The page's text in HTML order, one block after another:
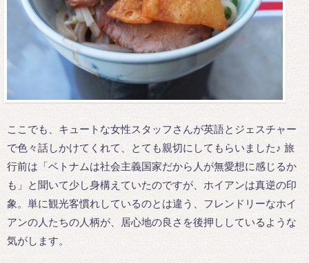
ここでも、キュートな女性スタッフさんが英語とジェスチャー
で色々話しかけてくれて、とても親切にしてもらいました♪ 旅
行前は「ベトナムは社会主義国家だから人が無愛想に感じるか
も」と聞いて少し身構えていたのですが、ホイアンは真逆の印
象。単に観光客慣れしているのとは違う、フレンドリーなホイ
アンの人たちの人柄が、居心地の良さを後押ししているような
気がします。